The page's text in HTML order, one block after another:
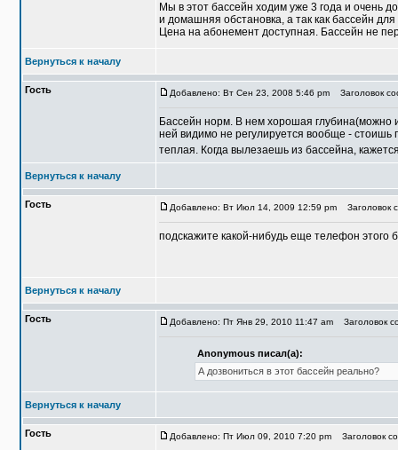
Мы в этот бассейн ходим уже 3 года и очень
и домашняя обстановка, а так как бассейн
Цена на абонемент доступная. Бассейн не
Вернуться к началу
Гость Добавлено: Вт Сен 23, 2008 5:46 pm Заголовок
Бассейн норм. В нем хорошая глубина(можно
ней видимо не регулируется вообще - стоишь
теплая. Когда вылезаешь из бассейна,
Вернуться к началу
Гость Добавлено: Вт Июл 14, 2009 12:59 pm Заголовок
подскажите какой-нибудь еще телефон этого
Вернуться к началу
Гость Добавлено: Пт Янв 29, 2010 11:47 am Заголовок
Anonymous писал(а):
А дозвониться в этот бассейн реально?
Вернуться к началу
Гость Добавлено: Пт Июл 09, 2010 7:20 pm Заголовок